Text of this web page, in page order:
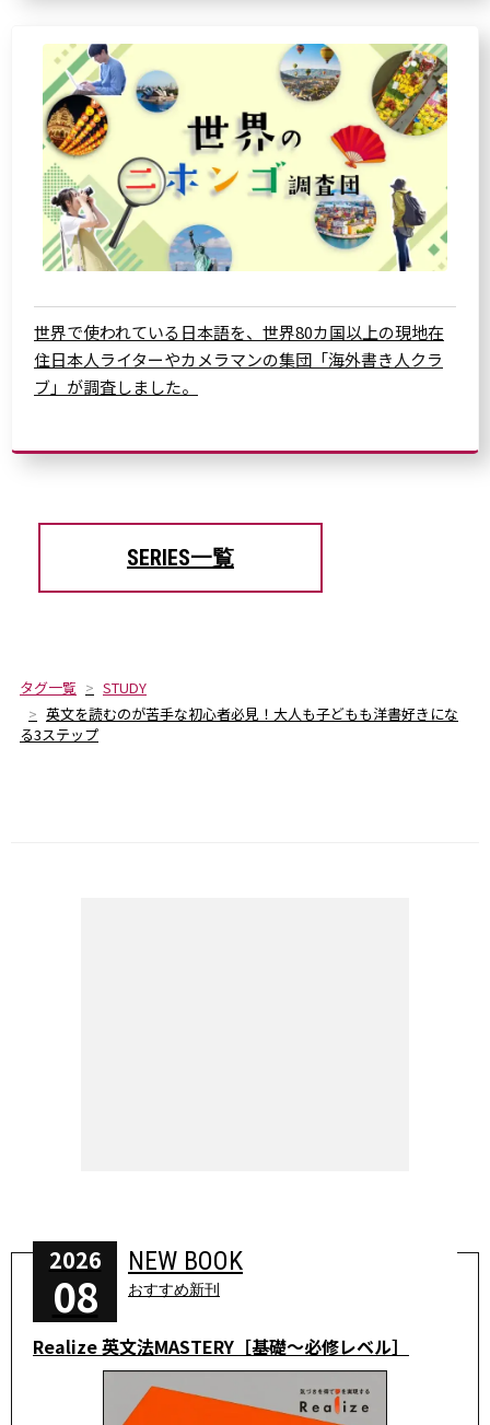
世界で使われている日本語を、世界80カ国以上の現地在
住日本人ライターやカメラマンの集団「海外書き人クラ
ブ」が調査しました。
SERIES一覧
タグ一覧
STUDY
英文を読むのが苦手な初心者必見！大人も子どもも洋書好きにな
る3ステップ
2026
08
NEW BOOK
おすすめ新刊
Realize 英文法MASTERY［基礎～必修レベル］